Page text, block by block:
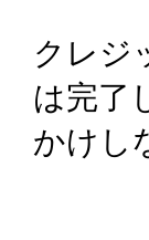
クレジ
は完了
かけし